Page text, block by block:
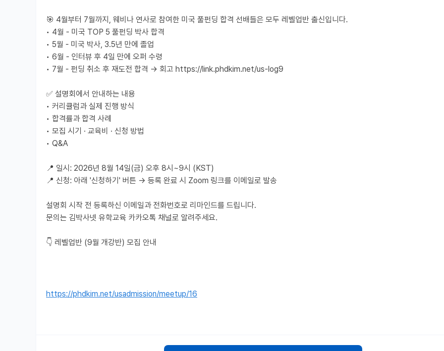
🎯 4월부터 7월까지, 웨비나 연사로 참여한 미국 풀펀딩 합격 선배들은 모두 레벨업반 출신입니다.
• 4월 - 미국 TOP 5 풀펀딩 박사 합격
• 5월 - 미국 박사, 3.5년 만에 졸업
• 6월 - 인터뷰 후 4일 만에 오퍼 수령
• 7월 - 펀딩 취소 후 재도전 합격 → 회고 https://link.phdkim.net/us-log9
✅ 설명회에서 안내하는 내용
• 커리큘럼과 실제 진행 방식
• 합격률과 합격 사례
• 모집 시기 · 교육비 · 신청 방법
• Q&A
📍 일시: 2026년 8월 14일(금) 오후 8시~9시 (KST)
📍 신청: 아래 '신청하기' 버튼 → 등록 완료 시 Zoom 링크를 이메일로 발송
설명회 시작 전 등록하신 이메일과 전화번호로 리마인드를 드립니다.
문의는 김박사넷 유학교육 카카오톡 채널로 알려주세요.
👇 레벨업반 (9월 개강반) 모집 안내
https://phdkim.net/usadmission/meetup/16